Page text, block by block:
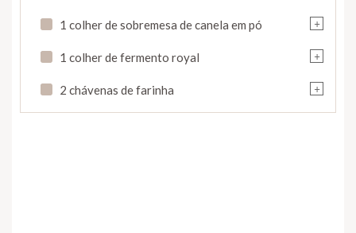
+
1 colher de sobremesa de canela em pó
+
1 colher de fermento royal
+
2 chávenas de farinha